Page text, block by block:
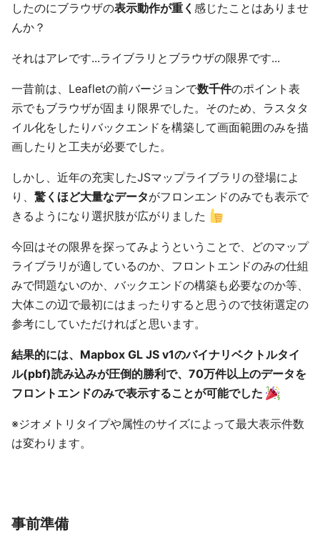
したのにブラウザの表示動作が重く 感じたことはありませ
んか？
それはアレです...ライブラリとブラウザの限界です...
一昔前は、Leafletの前バージョンで数千件のポイント表
示でもブラウザが固まり限界でした。そのため、ラスタタ
イル化をしたりバックエンドを構築して画面範囲のみを描
画したりと工夫が必要でした。
しかし、近年の充実したJSマップライブラリの登場によ
り、 驚くほど大量なデータがフロンエンドのみでも表示で
きるようになり選択肢が広がりました
今回はその限界を探ってみようということで、どのマップ
ライブラリが適しているのか、フロントエンドのみの仕組
みで問題ないのか、バックエンドの構築も必要なのか等、
大体この辺で最初にはまったりすると思うので技術選定の
参考にしていただければと思います。
結果的には、Mapbox GL JS v1のバイナリベクトルタイ
ル(pbf)読み込みが圧倒的勝利で、70万件以上のデータを
フロントエンドのみで表示することが可能でした
※ジオメトリタイプや属性のサイズによって最大表示件数
は変わります。
事前準備